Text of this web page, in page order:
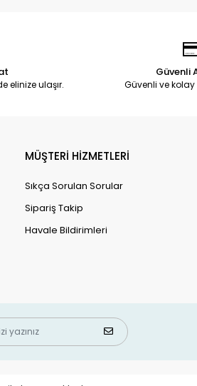
elinize ulaşır.
Güvenli
Güvenli ve
MÜŞTERİ HİZMETLERİ
Sıkça Sorulan Sorular
Sipariş Takip
Havale Bildirimleri